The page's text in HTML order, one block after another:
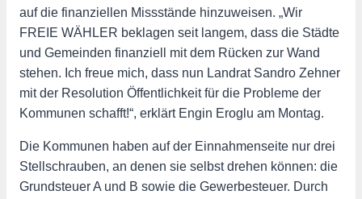
auf die finanziellen Missstände hinzuweisen. „Wir
FREIE WÄHLER beklagen seit langem, dass die Städte
und Gemeinden finanziell mit dem Rücken zur Wand
stehen. Ich freue mich, dass nun Landrat Sandro Zehner
mit der Resolution Öffentlichkeit für die Probleme der
Kommunen schafft!“, erklärt Engin Eroglu am Montag.
Die Kommunen haben auf der Einnahmenseite nur drei
Stellschrauben, an denen sie selbst drehen können: die
Grundsteuer A und B sowie die Gewerbesteuer. Durch